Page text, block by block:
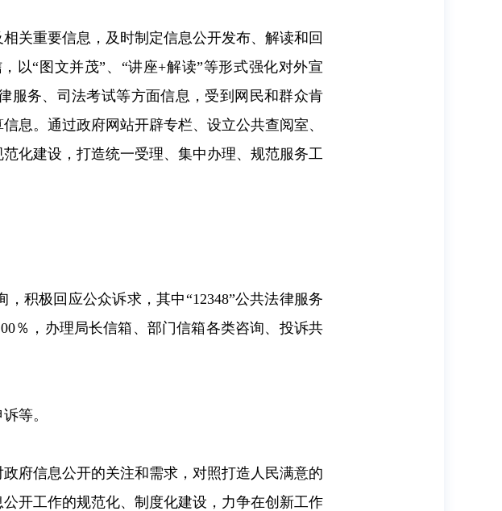
重要信息，及时制定信息公开发布、解读和回
以“图文并茂”、“讲座+解读”等形式强化对外宣
服务、司法考试等方面信息，受到网民和群众肯
息。通过政府网站开辟专栏、设立公共查阅室、
化建设，打造统一受理、集中办理、规范服务工
，积极回应公众诉求，其中“12348”公共法律服务
％，办理局长信箱、部门信箱各类咨询、投诉共
等。
府信息公开的关注和需求，对照打造人民满意的
开工作的规范化、制度化建设，力争在创新工作